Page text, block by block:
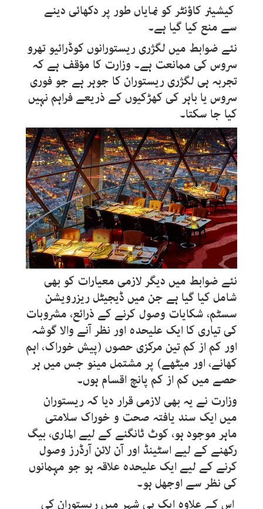
کیشیئر کاؤنٹر کو نمایاں طور پر دکھائی دینے
سے منع کیا گیا ہے۔
نئے ضوابط میں لگژری ریستورانوں کوڈرائیو تھرو
سروس کی ممانعت ہے۔ وزارت کا مؤقف ہے کہ
تجربہ ہی لگژری ریستوران کا جوہر ہے جو فوری
سروس یا باہر کی کھڑکیوں کے ذریعے فراہم نہیں
کیا جا سکتا۔
نئے ضوابط میں دیگر لازمی معیارات کو بھی
شامل کیا گیا ہے جن میں ڈیجیٹل ریزرویشن
سسٹم، شکایات وصول کرنے کے ذرائع، مشروبات
کی تیاری کا ایک علیحدہ اور نظر آنے والا گوشہ
اور کم از کم تین مرکزی حصوں (پیش خوراک، اہم
کھانے، اور میٹھے) پر مشتمل مینو جس میں ہر
حصے میں کم از کم پانچ اقسام ہوں۔
وزارت نے یہ بھی لازمی قرار دیا کہ ریستوران
میں ایک سند یافتہ صحت و خوراک سلامتی
ماہر موجود ہو، کوٹ ٹانگنے کے لیے الماری، بیگ
رکھنے کے لیے اسٹینڈ اور آن لائن آرڈرز وصول
کرنے کے لیے ایک علیحدہ علاقہ ہو جو مہمانوں
کی نظر سے اوجھل ہو۔
اس کے علاوہ ایک ہی شہر میں ریستوران کی